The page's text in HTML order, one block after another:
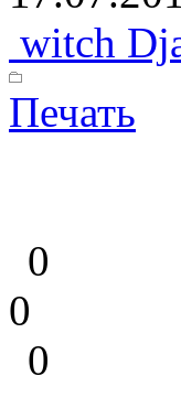
witch
Печать
0
0
0